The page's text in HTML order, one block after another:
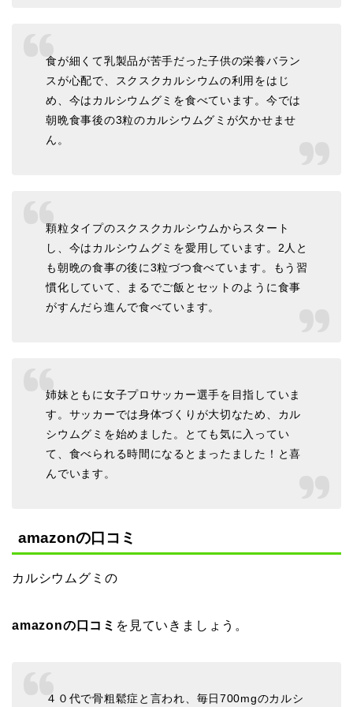
食が細くて乳製品が苦手だった子供の栄養バラン
スが心配で、スクスクカルシウムの利用をはじ
め、今はカルシウムグミを食べています。今では
朝晩食事後の3粒のカルシウムグミが欠かせませ
ん。
顆粒タイプのスクスクカルシウムからスタート
し、今はカルシウムグミを愛用しています。2人と
も朝晩の食事の後に3粒づつ食べています。もう習
慣化していて、まるでご飯とセットのように食事
がすんだら進んで食べています。
姉妹ともに女子プロサッカー選手を目指していま
す。サッカーでは身体づくりが大切なため、カル
シウムグミを始めました。とても気に入ってい
て、食べられる時間になるとまったました！と喜
んでいます。
amazonの口コミ
カルシウムグミの
amazonの口コミ を見ていきましょう。
４０代で骨粗鬆症と言われ、毎日700mgのカルシ